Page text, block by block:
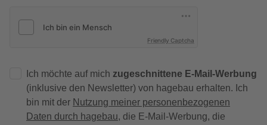
Friendly Captcha
Ich möchte auf mich zugeschnittene E-Mail-Werbung
(inklusive den Newsletter) von hagebau erhalten. Ich
bin mit der Nutzung meiner personenbezogenen
Daten durch hagebau, die E-Mail-Werbung, die